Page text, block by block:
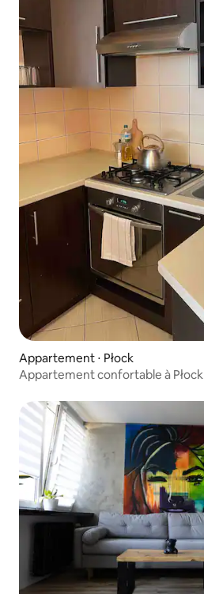
Appartement ⋅ Płock
Appartement confortable à Płock